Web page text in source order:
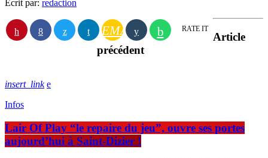
Écrit par: redaction
EMAIL RATE IT
Article
précédent
insert_link
Infos
Lair Of Play “le repaire du jeu”, ouvre ses portes
aujourd’hui à Saint-Dizier !